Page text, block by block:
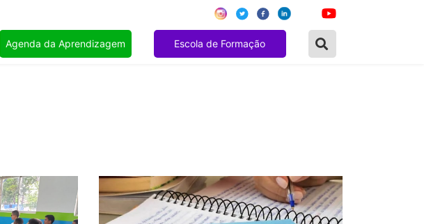
Agenda da Aprendizagem Escola de Formação